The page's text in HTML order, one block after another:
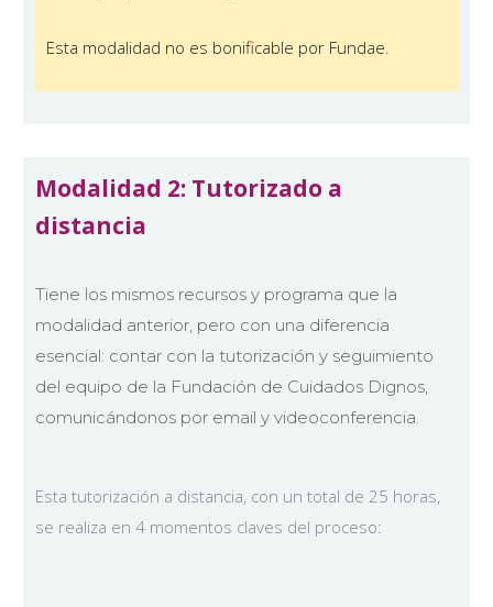
Esta modalidad no es bonificable por Fundae.
Modalidad 2: Tutorizado a
distancia
Tiene los mismos recursos y programa que la
modalidad anterior, pero con una diferencia
esencial: contar con la tutorización y seguimiento
del equipo de la Fundación de Cuidados Dignos,
comunicándonos por email y videoconferencia.
Esta tutorización a distancia, con un total de 25 horas,
se realiza en 4 momentos claves del proceso: